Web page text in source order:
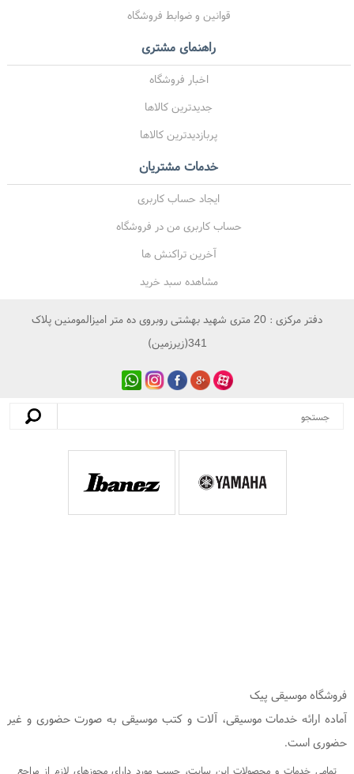
قوانین و ضوابط فروشگاه
راهنمای مشتری
اخبار فروشگاه
جدیدترین کالاها
پربازدیدترین کالاها
خدمات مشتریان
ایجاد حساب کاربری
حساب کاربری من در فروشگاه
آخرین تراکنش ها
مشاهده سبد خرید
دفتر مرکزی : 20 متری شهید بهشتی روبروی ده متر امیزالمومنین پلاک
341(زیرزمین)
فروشگاه موسیقی پیک
آماده ارائه خدمات موسیقی، آلات و کتب موسیقی به صورت حضوری و غیر
حضوری است.
تمامی خدمات و محصولات این سایت، حسب مورد دارای مجوزهای لازم از مراجع